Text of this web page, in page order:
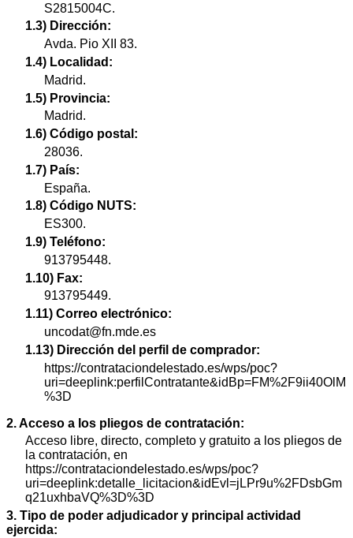
S2815004C.
1.3) Dirección:
Avda. Pio XII 83.
1.4) Localidad:
Madrid.
1.5) Provincia:
Madrid.
1.6) Código postal:
28036.
1.7) País:
España.
1.8) Código NUTS:
ES300.
1.9) Teléfono:
913795448.
1.10) Fax:
913795449.
1.11) Correo electrónico:
uncodat@fn.mde.es
1.13) Dirección del perfil de comprador:
https://contrataciondelestado.es/wps/poc?
uri=deeplink:perfilContratante&idBp=FM%2F9ii40OlM
%3D
2. Acceso a los pliegos de contratación:
Acceso libre, directo, completo y gratuito a los pliegos de
la contratación, en
https://contrataciondelestado.es/wps/poc?
uri=deeplink:detalle_licitacion&idEvl=jLPr9u%2FDsbGm
q21uxhbaVQ%3D%3D
3. Tipo de poder adjudicador y principal actividad
ejercida: